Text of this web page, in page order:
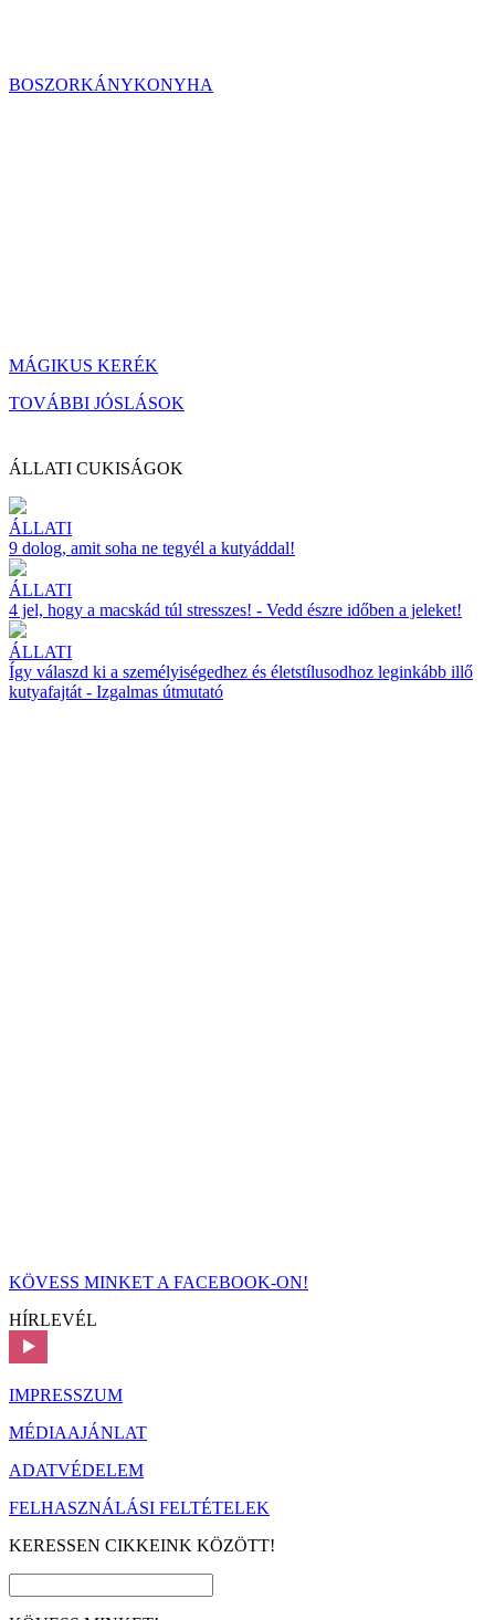
BOSZORKÁNYKONYHA
MÁGIKUS KERÉK
TOVÁBBI JÓSLÁSOK
ÁLLATI CUKISÁGOK
ÁLLATI
9 dolog, amit soha ne tegyél a kutyáddal!
ÁLLATI
4 jel, hogy a macskád túl stresszes! - Vedd észre időben a jeleket!
ÁLLATI
Így válaszd ki a személyiségedhez és életstílusodhoz leginkább illő
kutyafajtát - Izgalmas útmutató
KÖVESS MINKET A FACEBOOK-ON!
HÍRLEVÉL
IMPRESSZUM
MÉDIAAJÁNLAT
ADATVÉDELEM
FELHASZNÁLÁSI FELTÉTELEK
KERESSEN CIKKEINK KÖZÖTT!